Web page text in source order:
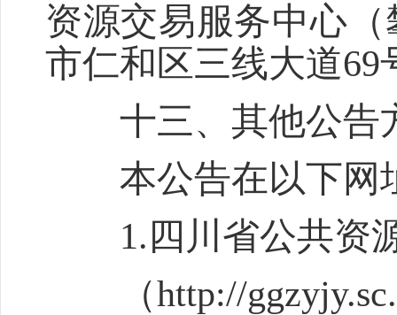
资源交易服务中心
市仁和区三线大道
十三、其他公告
本公告在以下网
1.四川省公共资
（http://